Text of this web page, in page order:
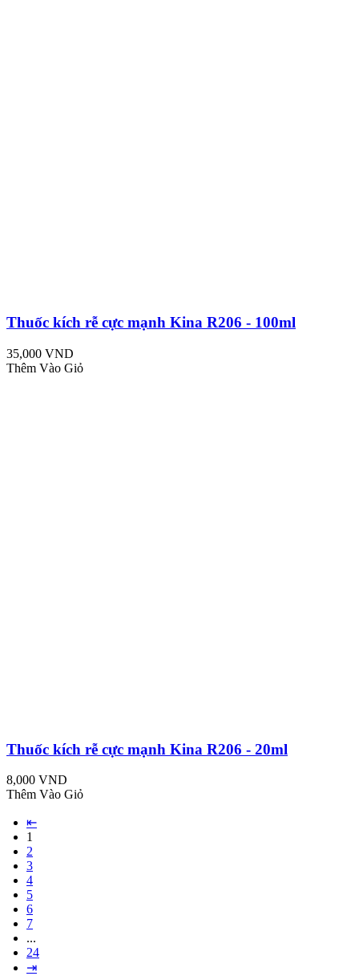
Thuốc kích rễ cực mạnh Kina R206 - 100ml
35,000 VND
Thêm Vào Giỏ
Thuốc kích rễ cực mạnh Kina R206 - 20ml
8,000 VND
Thêm Vào Giỏ
⇤
1
2
3
4
5
6
7
...
24
⇥